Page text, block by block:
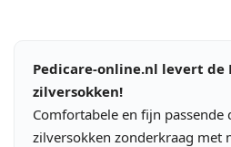
Pedicare-online.nl levert de
zilversokken!
Comfortabele en fijn passende
zilversokken zonderkraag met